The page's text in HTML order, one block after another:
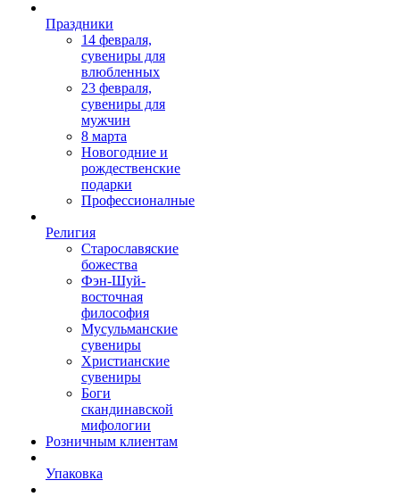
Праздники
14 февраля,
сувениры для
влюбленных
23 февраля,
сувениры для
мужчин
8 марта
Новогодние и
рождественские
подарки
Профессионалные
Религия
Старославяские
божества
Фэн-Шуй-
восточная
философия
Мусульманские
сувениры
Христианские
сувениры
Боги
скандинавской
мифологии
Розничным клиентам
Упаковка